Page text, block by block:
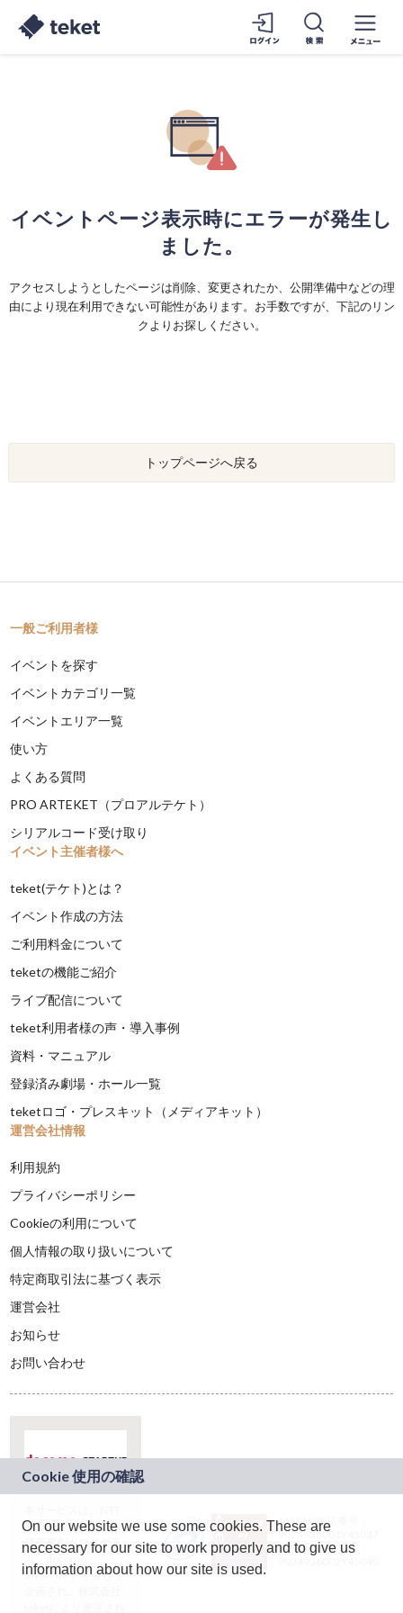
イベントページ表示時にエラーが発生し
ました。
アクセスしようとしたページは削除、変更されたか、公開準備中などの理
由により現在利用できない可能性があります。お手数ですが、下記のリン
クよりお探しください。
トップページへ戻る
一般ご利用者様
イベントを探す
イベントカテゴリ一覧
イベントエリア一覧
使い方
よくある質問
PRO ARTEKET（プロアルテケト）
シリアルコード受け取り
イベント主催者様へ
teket(テケト)とは？
イベント作成の方法
ご利用料金について
teketの機能ご紹介
ライブ配信について
teket利用者様の声・導入事例
資料・マニュアル
登録済み劇場・ホール一覧
teketロゴ・プレスキット（メディアキット）
運営会社情報
利用規約
プライバシーポリシー
Cookieの利用について
個人情報の取り扱いについて
特定商取引法に基づく表示
運営会社
お知らせ
お問い合わせ
ドコモグループの新
規事業創出プログラ
ム「docomo
STARTUP」を通じて
JASRAC許諾番号：
9024936001Y45037
JASRAC許諾番号：
On our website we use some cookies. These are
necessary for our site to work properly and to give us
information about how our site is used.